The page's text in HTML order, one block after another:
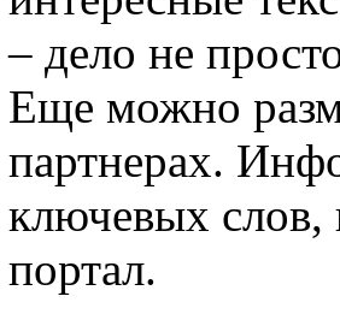
– дело не
Еще можно
партнерах.
ключевых слов,
портал.